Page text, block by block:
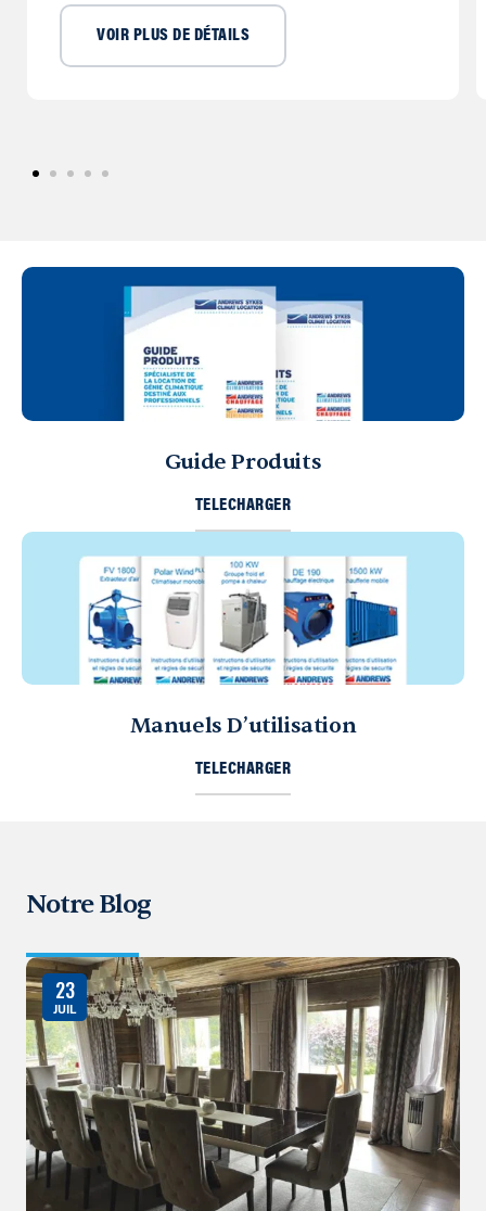
VOIR PLUS DE DÉTAILS
Guide Produits
TELECHARGER
Manuels D’utilisation
TELECHARGER
Notre Blog
23
JUIL